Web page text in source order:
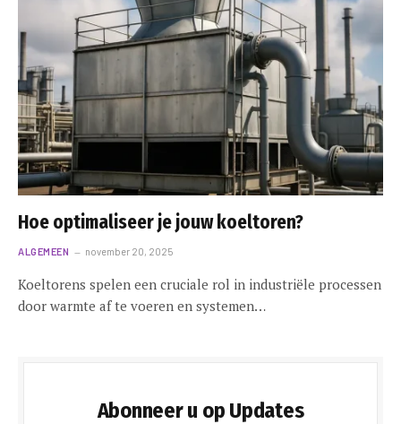
Hoe optimaliseer je jouw koeltoren?
ALGEMEEN november 20, 2025
Koeltorens spelen een cruciale rol in industriële processen
door warmte af te voeren en systemen…
Abonneer u op Updates